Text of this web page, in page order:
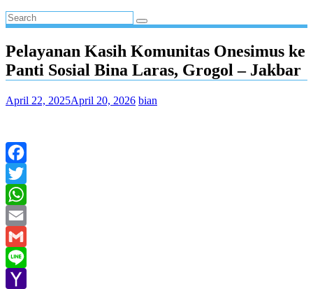
Pelayanan Kasih Komunitas Onesimus ke
Panti Sosial Bina Laras, Grogol – Jakbar
April 22, 2025April 20, 2026 bian
Facebook
Twitter
WhatsApp
Email
Gmail
Line